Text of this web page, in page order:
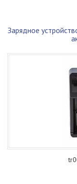
Зарядное